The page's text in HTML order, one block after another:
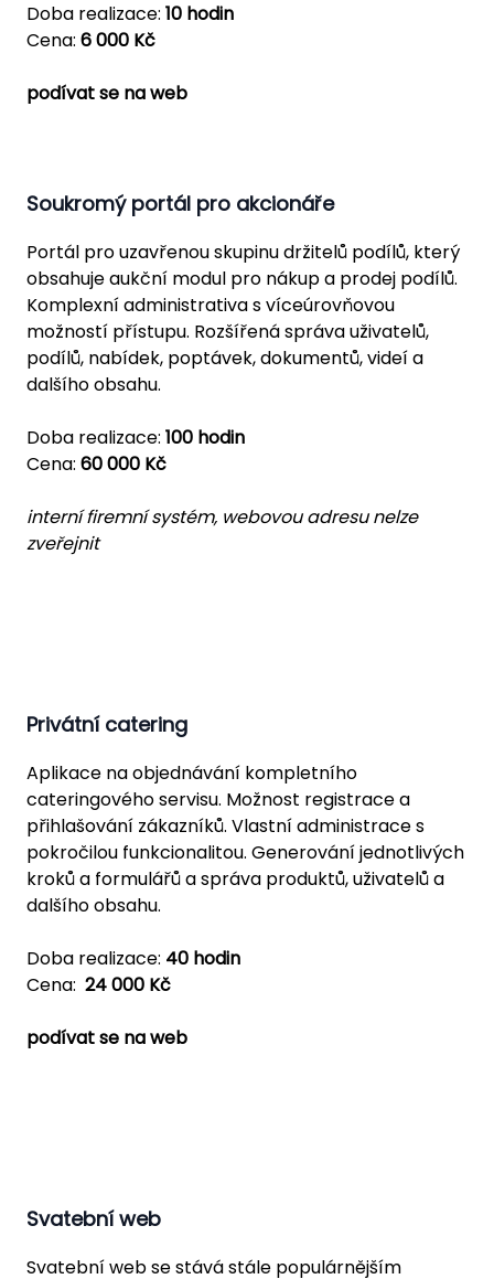
Doba realizace: 10 hodin
Cena: 6 000 Kč
podívat se na web
Soukromý portál pro akcionáře
Portál pro uzavřenou skupinu držitelů podílů, který
obsahuje aukční modul pro nákup a prodej podílů.
Komplexní administrativa s víceúrovňovou
možností přístupu. Rozšířená správa uživatelů,
podílů, nabídek, poptávek, dokumentů, videí a
dalšího obsahu.
Doba realizace: 100 hodin
Cena: 60 000 Kč
interní firemní systém, webovou adresu nelze
zveřejnit
Privátní catering
Aplikace na objednávání kompletního
cateringového servisu. Možnost registrace a
přihlašování zákazníků. Vlastní administrace s
pokročilou funkcionalitou. Generování jednotlivých
kroků a formulářů a správa produktů, uživatelů a
dalšího obsahu.
Doba realizace: 40 hodin
Cena: 24 000 Kč
podívat se na web
Svatební web
Svatební web se stává stále populárnějším